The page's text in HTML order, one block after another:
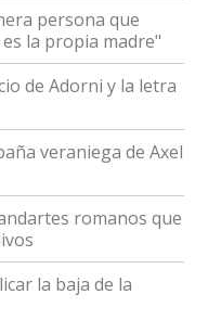
persona que
la propia madre"
de Adorni y la letra
veraniega de Axel
romanos que
la baja de la